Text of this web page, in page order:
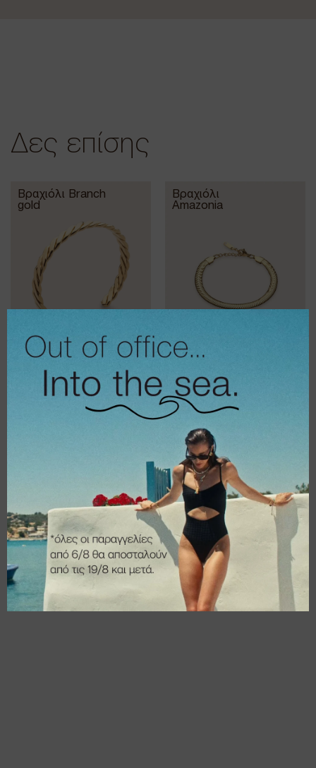
Δες επίσης
Βραχιόλι Branch
gold
18,00
Βραχιόλι
Amazonia
€16,00
Βραχιόλι All You
14,00
11,20
Βραχιόλι Riviera
gold
€18,00
€ 14,40